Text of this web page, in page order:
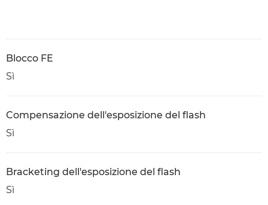
Blocco FE
Sì
Compensazione dell'esposizione del flash
Sì
Bracketing dell'esposizione del flash
Sì